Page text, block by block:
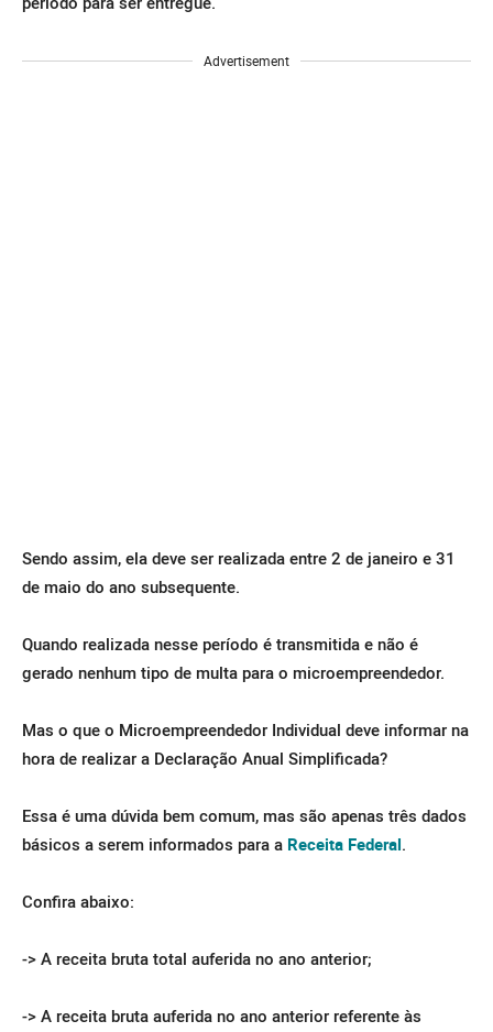
Advertisement
Sendo assim, ela deve ser realizada entre 2 de janeiro e 31
de maio do ano subsequente.
Quando realizada nesse período é transmitida e não é
gerado nenhum tipo de multa para o microempreendedor.
Mas o que o Microempreendedor Individual deve informar na
hora de realizar a Declaração Anual Simplificada?
Essa é uma dúvida bem comum, mas são apenas três dados
básicos a serem informados para a Receita Federal.
Confira abaixo:
-> A receita bruta total auferida no ano anterior;
-> A receita bruta auferida no ano anterior referente às